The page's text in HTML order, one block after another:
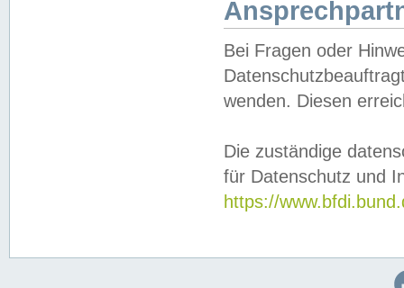
Bei Fragen oder
wenden. Diesen
Die zuständige
für Datenschutz und
https://